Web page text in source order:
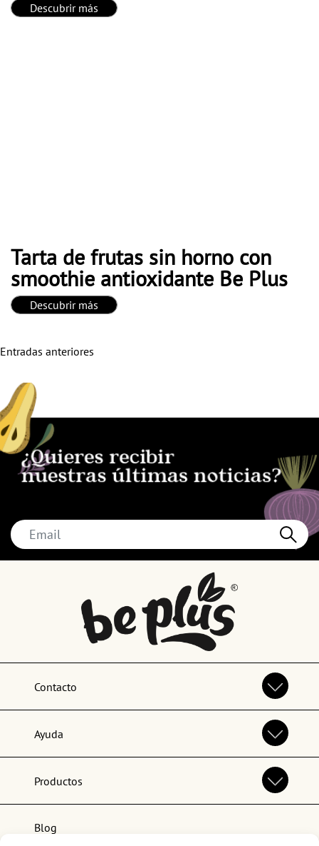
Descubrir más
Tarta de frutas sin horno con
smoothie antioxidante Be Plus
Descubrir más
Navegación
entradas
Entradas anteriores
Contacto
Ayuda
Productos
Blog